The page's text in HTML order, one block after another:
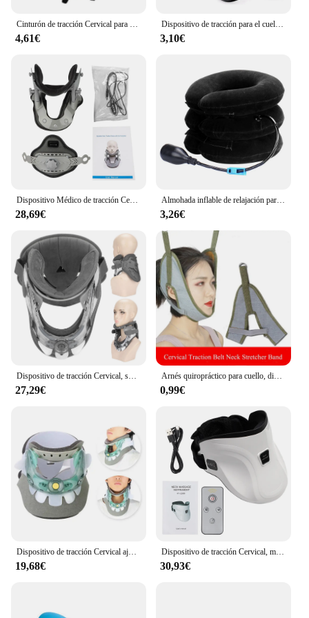
Cinturón de tracción Cervical para el cuello, dispositivo de tratamiento de ortosis, estiramiento de columna Cervical, marco de tracción de la vértebra
4,61€
Dispositivo de tracción para el cuello Cervical, alivio para el dolor crónico de alineación del cuello y los hombros, Collar inflable para aliviar el cuello en el hogar
3,10€
Dispositivo Médico de tracción Cervical, Kit de corrección de cuello inflable, Retractor de cuello, Camilla De cuello Cervical, relajación de columna vertebral
28,69€
Almohada inflable de relajación para cuello, soporte de estiramiento para vértebra Cervical, suave, tracción, alivio del cuello, corrección de la postura
3,26€
27,29€
Arnés quiropráctico para cuello, dispositivo de tracción Cervical colgante, cinturón de estiramiento para el cuello, alivio del dolor de osteocondrosis
0,99€
19,68€
Dispositivo de tracción Cervical, masajeador de vértebra inflable, soporte de Tractor, camilla de cuello, Corrector de postura, cuidado del cuello
30,93€